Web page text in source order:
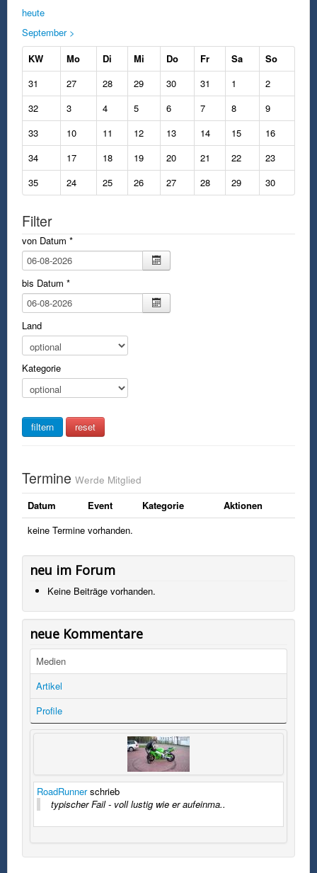
heute
September >
KW
Mo Di Mi Do Fr Sa
So
31
27 28 29 30 31 1
2
32
3 4 5 6 7 8
9
33
10 11 12 13 14 15
16
34
17 18 19 20 21 22
23
35
24 25 26 27 28 29 30
Filter
von Datum *
bis Datum *
Land
Kategorie
Termine Werde Mitglied
Datum
Event Kategorie
Aktionen
keine Termine vorhanden.
neu im Forum
Keine Beiträge vorhanden.
neue Kommentare
Medien
Artikel
Profile
RoadRunnerschrieb
typischer Fail - voll lustig wie er aufeinma..